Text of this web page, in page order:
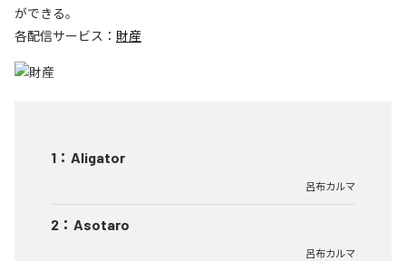
ができる。
各配信サービス： 財産
1 ： Aligator
呂布カルマ
2 ： Asotaro
呂布カルマ